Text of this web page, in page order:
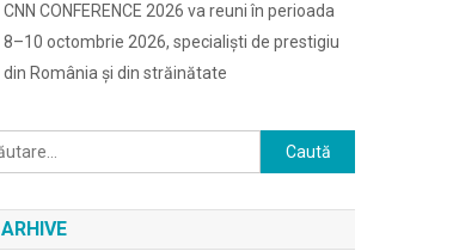
CNN CONFERENCE 2026 va reuni în perioada
8–10 octombrie 2026, specialiști de prestigiu
din România și din străinătate
Caută
după:
ARHIVE